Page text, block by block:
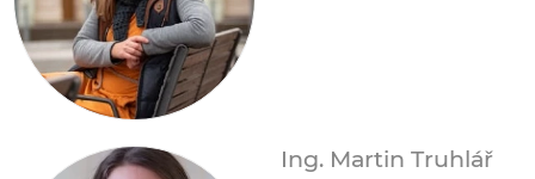
Ing. Martin Truhlář